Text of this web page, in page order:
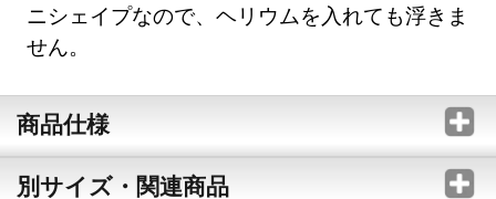
ニシェイプなので、ヘリウムを入れても浮きま
せん。
商品仕様
別サイズ・関連商品